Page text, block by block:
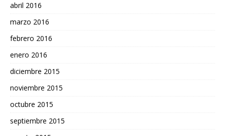
abril 2016
marzo 2016
febrero 2016
enero 2016
diciembre 2015
noviembre 2015
octubre 2015
septiembre 2015